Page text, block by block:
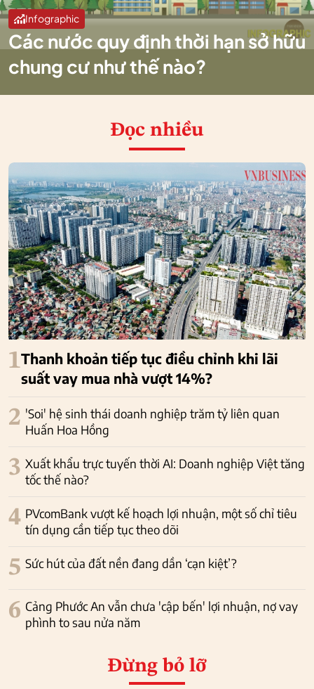
Infographic
Các nước quy định thời hạn sở hữu
chung cư như thế nào?
Đọc nhiều
1Thanh khoản tiếp tục điều chỉnh khi lãi
suất vay mua nhà vượt 14%?
2 'Soi' hệ sinh thái doanh nghiệp trăm tỷ liên quan
Huấn Hoa Hồng
3 Xuất khẩu trực tuyến thời AI: Doanh nghiệp Việt tăng
tốc thế nào?
4 PVcomBank vượt kế hoạch lợi nhuận, một số chỉ tiêu
tín dụng cần tiếp tục theo dõi
5 Sức hút của đất nền đang dần ‘cạn kiệt’?
6 Cảng Phước An vẫn chưa 'cập bến' lợi nhuận, nợ vay
phình to sau nửa năm
Đừng bỏ lỡ